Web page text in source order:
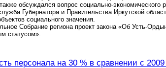
обсуждался вопрос социально-экономического
Губернатора и Правительства Иркутской
социального значения.
Собрание региона проект закона «Об Усть-
статусом».
персонала на 30 % в сравнении с